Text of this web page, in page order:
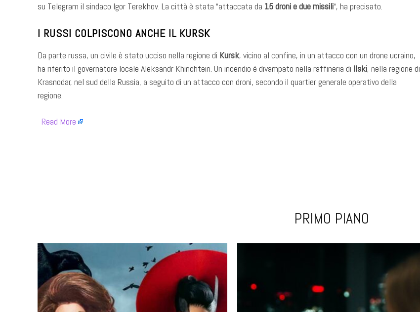
su Telegram il sindaco Igor Terekhov. La città è stata “attaccata da 15 droni e due missili“, ha precisato.
I RUSSI COLPISCONO ANCHE IL KURSK
Da parte russa, un civile è stato ucciso nella regione di Kursk, vicino al confine, in un attacco con un drone ucraino,
ha riferito il governatore locale Aleksandr Khinchtein. Un incendio è divampato nella raffineria di Ilski, nella regione di
Krasnodar, nel sud della Russia, a seguito di un attacco con droni, secondo il quartier generale operativo della
regione.
Read More
PRIMO PIANO